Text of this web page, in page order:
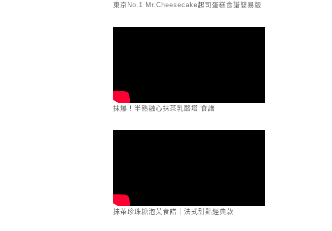
東京No.1 Mr.Cheesecake起司蛋糕食譜簡易版
抹爆！半熟融心抹茶乳酪塔 食譜
抹茶珍珠糖泡芙食譜｜法式甜點經典款